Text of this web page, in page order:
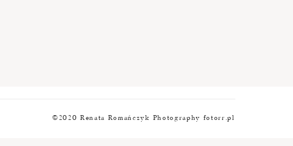
©2020 Renata Romańczyk Photography fotorr.pl